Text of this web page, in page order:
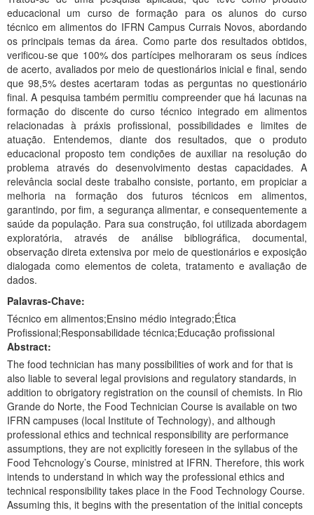
educacional um curso de formação para os alunos do curso
técnico em alimentos do IFRN Campus Currais Novos, abordando
os principais temas da área. Como parte dos resultados obtidos,
verificou-se que 100% dos partícipes melhoraram os seus índices
de acerto, avaliados por meio de questionários inicial e final, sendo
que 98,5% destes acertaram todas as perguntas no questionário
final. A pesquisa também permitiu compreender que há lacunas na
formação do discente do curso técnico integrado em alimentos
relacionadas à práxis profissional, possibilidades e limites de
atuação. Entendemos, diante dos resultados, que o produto
educacional proposto tem condições de auxiliar na resolução do
problema através do desenvolvimento destas capacidades. A
relevância social deste trabalho consiste, portanto, em propiciar a
melhoria na formação dos futuros técnicos em alimentos,
garantindo, por fim, a segurança alimentar, e consequentemente a
saúde da população. Para sua construção, foi utilizada abordagem
exploratória, através de análise bibliográfica, documental,
observação direta extensiva por meio de questionários e exposição
dialogada como elementos de coleta, tratamento e avaliação de
dados.
Palavras-Chave:
Técnico em alimentos;Ensino médio integrado;Ética
Profissional;Responsabilidade técnica;Educação profissional
Abstract:
The food technician has many possibilities of work and for that is
also liable to several legal provisions and regulatory standards, in
addition to obrigatory registration on the counsil of chemists. In Rio
Grande do Norte, the Food Technician Course is available on two
IFRN campuses (local Institute of Technology), and although
professional ethics and technical responsibility are performance
assumptions, they are not explicitly foreseen in the syllabus of the
Food Tehcnology’s Course, ministred at IFRN. Therefore, this work
intends to understand in which way the professional ethics and
technical responsibility takes place in the Food Technology Course.
Assuming this, it begins with the presentation of the initial concepts